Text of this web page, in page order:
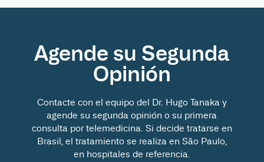
Agende su Segunda
Opinión
Contacte con el equipo del Dr. Hugo Tanaka y
agende su segunda opinión o su primera
consulta por telemedicina. Si decide tratarse en
Brasil, el tratamiento se realiza en São Paulo,
en hospitales de referencia.